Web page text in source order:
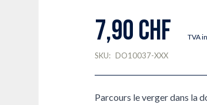
7,90 CHF TVA
SKU: DO10037-XXX
Parcours le verger dans la